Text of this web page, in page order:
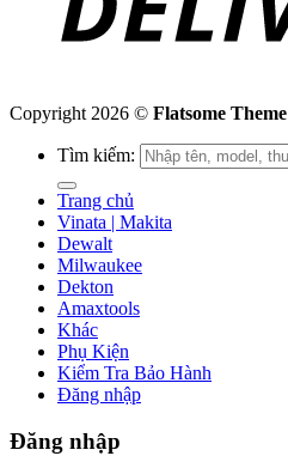
Copyright 2026 © Flatsome Theme
Tìm kiếm:
Trang chủ
Vinata | Makita
Dewalt
Milwaukee
Dekton
Amaxtools
Khác
Phụ Kiện
Kiểm Tra Bảo Hành
Đăng nhập
Đăng nhập